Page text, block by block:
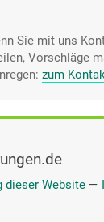
Sie mit uns
Vorschläge
zum
dieser Website —